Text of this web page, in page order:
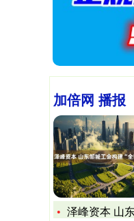
加倍网 播报
泽峰资本 山东邹城工会构建“全